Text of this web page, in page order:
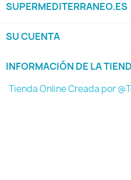
SUPERMEDITERRANEO.ES
SU CUENTA
INFORMACIÓN DE LA
Tienda Online Creada por